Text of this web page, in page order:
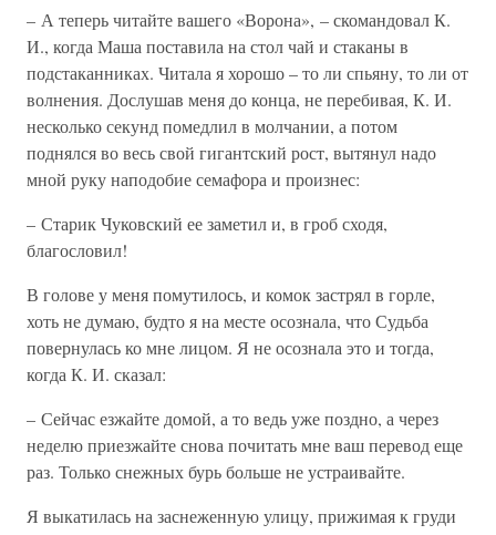
– А теперь читайте вашего «Ворона», – скомандовал К.
И., когда Маша поставила на стол чай и стаканы в
подстаканниках. Читала я хорошо – то ли спьяну, то ли от
волнения. Дослушав меня до конца, не перебивая, К. И.
несколько секунд помедлил в молчании, а потом
поднялся во весь свой гигантский рост, вытянул надо
мной руку наподобие семафора и произнес:
– Старик Чуковский ее заметил и, в гроб сходя,
благословил!
В голове у меня помутилось, и комок застрял в горле,
хоть не думаю, будто я на месте осознала, что Судьба
повернулась ко мне лицом. Я не осознала это и тогда,
когда К. И. сказал:
– Сейчас езжайте домой, а то ведь уже поздно, а через
неделю приезжайте снова почитать мне ваш перевод еще
раз. Только снежных бурь больше не устраивайте.
Я выкатилась на заснеженную улицу, прижимая к груди